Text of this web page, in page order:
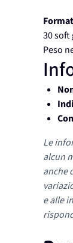
30 soft
Peso
Le
alcun
anche
e alle